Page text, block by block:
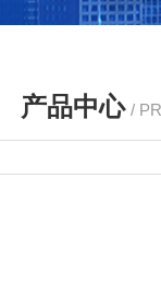
产品中心 /